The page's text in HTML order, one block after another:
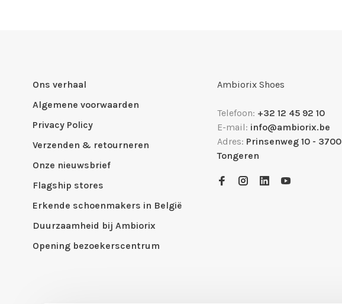
Ons verhaal
Algemene voorwaarden
Privacy Policy
Verzenden & retourneren
Onze nieuwsbrief
Flagship stores
Erkende schoenmakers in België
Duurzaamheid bij Ambiorix
Opening bezoekerscentrum
Ambiorix Shoes
Telefoon: +32 12 45 92 10
E-mail: info@ambiorix.be
Adres: Prinsenweg 10 - 3700
Tongeren